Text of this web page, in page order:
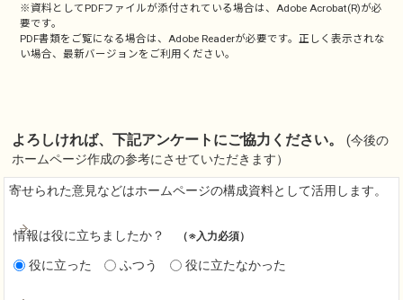
※資料としてPDFファイルが添付されている場合は、Adobe Acrobat(R)が必
要です。
PDF書類をご覧になる場合は、Adobe Readerが必要です。正しく表示されな
い場合、最新バージョンをご利用ください。